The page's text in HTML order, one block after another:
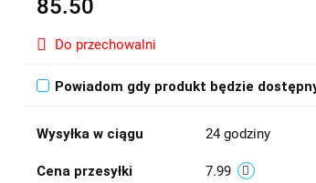
85.50
Do przechowalni
Powiadom gdy produkt będzie
Wysyłka w ciągu 24 godziny
Cena przesyłki 7.99